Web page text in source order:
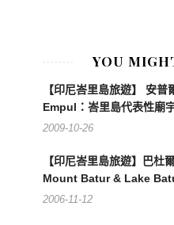
YOU
【印尼峇里島旅遊】 安
Empul：峇里島代表性廟
2009-10-26
【印尼峇里島旅遊】巴杜
Mount Batur & Lake
2006-11-12